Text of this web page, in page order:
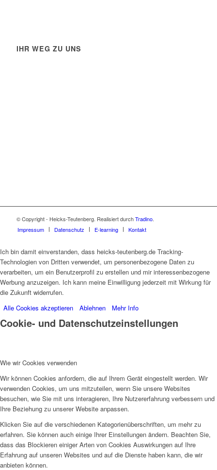
IHR WEG ZU UNS
© Copyright - Heicks-Teutenberg. Realisiert durchTradino.
Impressum
Datenschutz E-learning Kontakt
Ich bin damit einverstanden, dass heicks-teutenberg.de Tracking-
Technologien von Dritten verwendet, um personenbezogene Daten zu
verarbeiten, um ein Benutzerprofil zu erstellen und mir interessenbezogene
Werbung anzuzeigen. Ich kann meine Einwilligung jederzeit mit Wirkung für
die Zukunft widerrufen.
Alle Cookies akzeptieren
Ablehnen Mehr Info
Cookie- und Datenschutzeinstellungen
Wie wir Cookies verwenden
Wir können Cookies anfordern, die auf Ihrem Gerät eingestellt werden. Wir
verwenden Cookies, um uns mitzuteilen, wenn Sie unsere Websites
besuchen, wie Sie mit uns interagieren, Ihre Nutzererfahrung verbessern und
Ihre Beziehung zu unserer Website anpassen.
Klicken Sie auf die verschiedenen Kategorienüberschriften, um mehr zu
erfahren. Sie können auch einige Ihrer Einstellungen ändern. Beachten Sie,
dass das Blockieren einiger Arten von Cookies Auswirkungen auf Ihre
Erfahrung auf unseren Websites und auf die Dienste haben kann, die wir
anbieten können.